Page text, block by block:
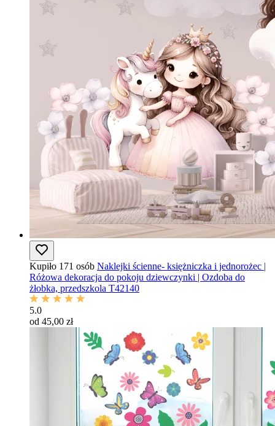
Kupiło 171 osób Naklejki ścienne- księżniczka i jednorożec |
Różowa dekoracja do pokoju dziewczynki | Ozdoba do
żłobka, przedszkola T42140
5.0
od 45,00 zł